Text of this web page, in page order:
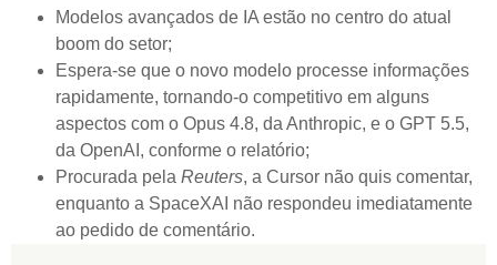
Modelos avançados de IA estão no centro do atual
boom do setor;
Espera-se que o novo modelo processe informações
rapidamente, tornando-o competitivo em alguns
aspectos com o Opus 4.8, da Anthropic, e o GPT 5.5,
da OpenAI, conforme o relatório;
Procurada pela Reuters, a Cursor não quis comentar,
enquanto a SpaceXAI não respondeu imediatamente
ao pedido de comentário.